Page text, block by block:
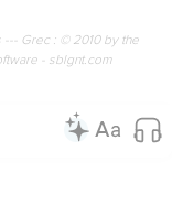
--- Grec : © 2010 by the
- sblgnt.com